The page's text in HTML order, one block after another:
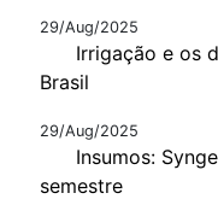
29/Aug/2025
Irrigação e os
Brasil
29/Aug/2025
Insumos:
semestre